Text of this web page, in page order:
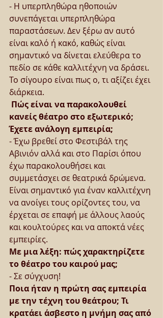
- Η υπερπληθώρα ηθοποιών
συνεπάγεται υπερπληθώρα
παραστάσεων. Δεν ξέρω αν αυτό
είναι καλό ή κακό, καθώς είναι
σημαντικό να δίνεται ελεύθερα το
πεδίο σε κάθε καλλιτέχνη να δράσει.
Το σίγουρο είναι πως ο, τι αξίζει έχει
διάρκεια.
κανείς θέατρο στο εξωτερικό;
Έχετε ανάλογη εμπειρία;
- Έχω βρεθεί στο Φεστιβάλ της
Αβινιόν αλλά και στο Παρίσι όπου
έχω παρακολουθήσει και
συμμετάσχει σε θεατρικά δρώμενα.
Είναι σημαντικό για έναν καλλιτέχνη
να ανοίγει τους ορίζοντες του, να
έρχεται σε επαφή με άλλους λαούς
και κουλτούρες και να αποκτά νέες
εμπειρίες.
Με μια λέξη: πώς χαρακτηρίζετε
το θέατρο του καιρού μας;
- Σε σύγχυση!
Ποια ήταν η πρώτη σας εμπειρία
με την τέχνη του θεάτρου; Τι
κρατάει άσβεστο η μνήμη σας από